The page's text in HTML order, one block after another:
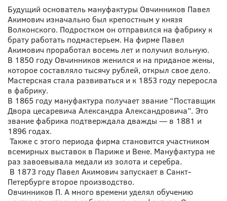
Будущий основатель мануфактуры Овчинников Павел
Акимович изначально был крепостным у князя
Волконского. Подростком он отправился на фабрику к
брату работать подмастерьем. На фирме Павел
Акимович проработал восемь лет и получил вольную.
В 1850 году Овчинников женился и на приданое жены,
которое составляло тысячу рублей, открыл свое дело.
Мастерская стала развиваться и к 1853 году переросла
в фабрику.
В 1865 году мануфактура получает звание “Поставщик
Двора цесаревича Александра Александровича”. Это
звание фабрика подтверждала дважды — в 1881 и
1896 годах.
Также с этого периода фирма становится участником
всемирных выставок в Париже и Вене. Мануфактура не
раз завоевывала медали из золота и серебра.
В 1873 году Павел Акимович запускает в Санкт-
Петербурге второе производство.
Овчинников П. А много времени уделял обучению